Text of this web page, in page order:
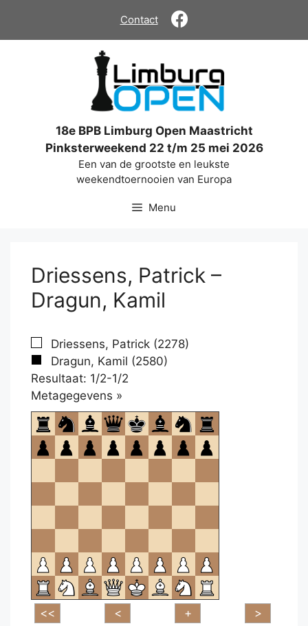
de
Contact
18e BPB Limburg Open Maastricht
Pinksterweekend 22 t/m 25 mei 2026
Een van de grootste en leukste
weekendtoernooien van Europa
Menu
Driessens, Patrick –
Dragun, Kamil
Driessens, Patrick (2278)
Dragun, Kamil (2580)
Resultaat: 1/2-1/2
Metagegevens »
om
te
openen.